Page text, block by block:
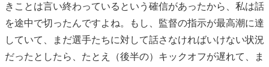
きことは言い終わっているという確信があったから、私は話
を途中で切ったんですよね。もし、監督の指示が最高潮に達
していて、まだ選手たちに対して話さなければいけない状況
だったとしたら、たとえ（後半の）キックオフが遅れて、ま